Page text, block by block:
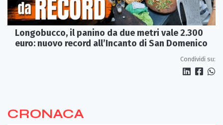
Longobucco, il panino da due metri vale 2.300
euro: nuovo record all’Incanto di San Domenico
Condividi su:
CRONACA